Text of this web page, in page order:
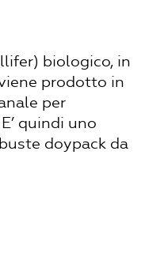
biologico, in
prodotto in
per
quindi uno
doypack da